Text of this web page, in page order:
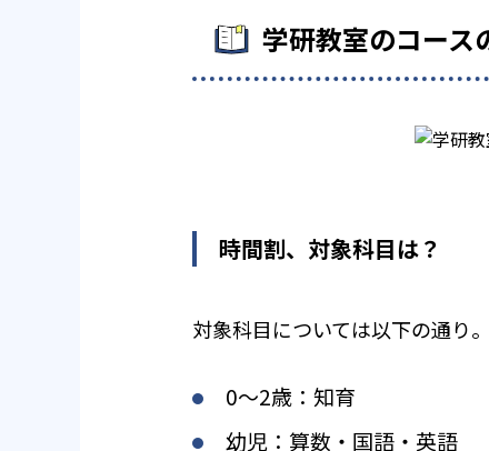
学研教室のコース
時間割、対象科目は？
対象科目については以下の通り。
0〜2歳：知育
幼児：算数・国語・英語